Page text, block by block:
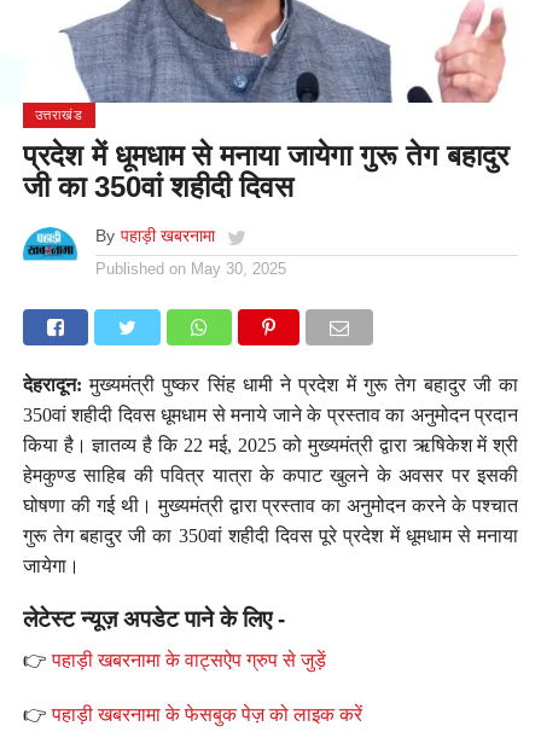
उत्तराखंड
प्रदेश में धूमधाम से मनाया जायेगा गुरू तेग बहादुर
जी का 350वां शहीदी दिवस
By पहाड़ी खबरनामा
Published on May 30, 2025
देहरादून: मुख्यमंत्री पुष्कर सिंह धामी ने प्रदेश में गुरू तेग बहादुर जी का
350वां शहीदी दिवस धूमधाम से मनाये जाने के प्रस्ताव का अनुमोदन प्रदान
किया है। ज्ञातव्य है कि 22 मई, 2025 को मुख्यमंत्री द्वारा ऋषिकेश में श्री
हेमकुण्ड साहिब की पवित्र यात्रा के कपाट खुलने के अवसर पर इसकी
घोषणा की गई थी। मुख्यमंत्री द्वारा प्रस्ताव का अनुमोदन करने के पश्चात
गुरू तेग बहादुर जी का 350वां शहीदी दिवस पूरे प्रदेश में धूमधाम से मनाया
जायेगा।
लेटेस्ट न्यूज़ अपडेट पाने के लिए -
👉पहाड़ी खबरनामा के वाट्सऐप ग्रुप से जुड़ें
👉पहाड़ी खबरनामा के फेसबुक पेज़ को लाइक करें